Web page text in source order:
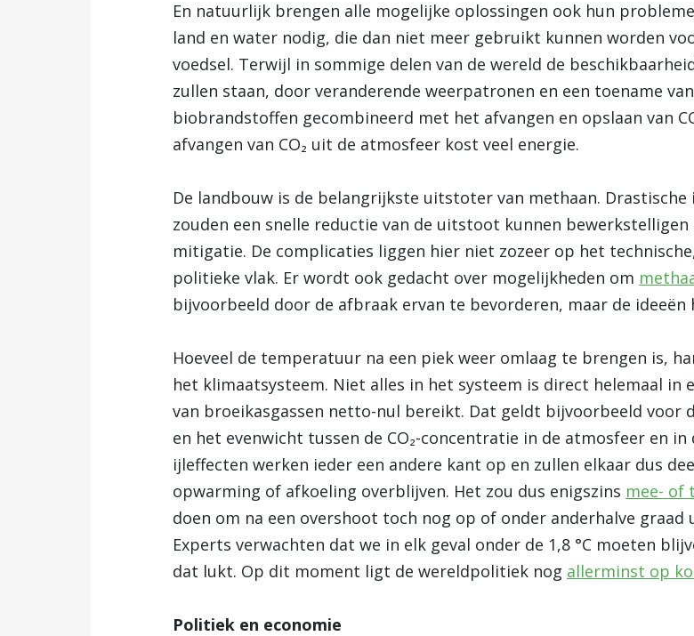
En natuurlijk brengen alle mogelijke oplossingen ook hun
land en water nodig, die dan niet meer gebruikt kunnen worden
voedsel. Terwijl in sommige delen van de wereld de
zullen staan, door veranderende weerpatronen en een toename
biobrandstoffen gecombineerd met het afvangen en opslaan van
afvangen van CO₂ uit de atmosfeer kost veel energie.
De landbouw is de belangrijkste uitstoter van methaan.
zouden een snelle reductie van de uitstoot kunnen
mitigatie. De complicaties liggen hier niet zozeer op het
politieke vlak. Er wordt ook gedacht over mogelijkheden om
bijvoorbeeld door de afbraak ervan te bevorderen, maar de
Hoeveel de temperatuur na een piek weer omlaag te brengen is,
het klimaatsysteem. Niet alles in het systeem is direct helemaal
van broeikasgassen netto-nul bereikt. Dat geldt bijvoorbeeld voor
en het evenwicht tussen de CO₂-concentratie in de atmosfeer en in
ijleffecten werken ieder een andere kant op en zullen elkaar dus
opwarming of afkoeling overblijven. Het zou dus enigszins mee- of
doen om na een overshoot toch nog op of onder anderhalve graad
Experts verwachten dat we in elk geval onder de 1,8 °C moeten
dat lukt. Op dit moment ligt de wereldpolitiek nog allerminst op
Politiek en economie